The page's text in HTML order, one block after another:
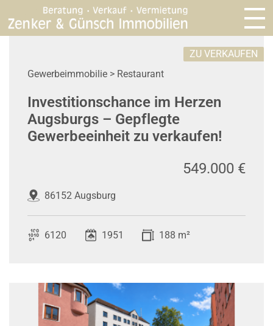
Gewerbeimmobilie > Restaurant
ZU VERKAUFEN
Investitionschance im Herzen
Augsburgs – Gepflegte
Gewerbeeinheit zu verkaufen!
86152 Augsburg
549.000 €
6120 1951 188 m²